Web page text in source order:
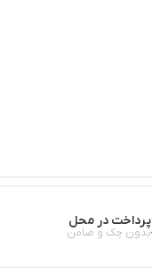
پرداخت در محل
بدون چک و ضامن